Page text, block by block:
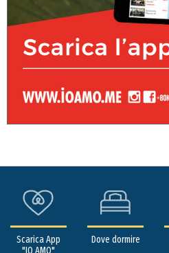
Scarica App
"IO AMO"
Dove dormire